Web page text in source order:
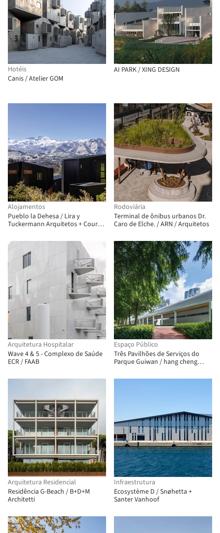
Hotéis
Canis / Atelier GOM
AI PARK / XING DESIGN
Alojamentos
Pueblo la Dehesa / Lira y
Tuckermann Arquitetos + Court
Rodoviária
Terminal de ônibus urbanos Dr.
Caro de Elche. / ARN / Arquitetos
Arquitetura Hospitalar
Wave 4 & 5 - Complexo de Saúde
ECR / FAAB
Espaço Público
Três Pavilhões de Serviços do
Parque Guiwan / hang cheng
Arquitetura Residencial
Residência G-Beach / B+D+M
Architetti
Infraestrutura
Ecosystème D / Snøhetta +
Santer Vanhoof